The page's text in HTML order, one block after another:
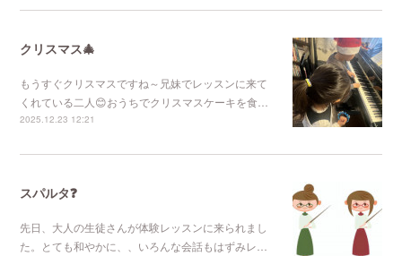
クリスマス🎄
もうすぐクリスマスですね～兄妹でレッスンに来て
くれている二人😊おうちでクリスマスケーキを食…
2025.12.23 12:21
スパルタ❓
先日、大人の生徒さんが体験レッスンに来られまし
た。とても和やかに、、いろんな会話もはずみレ…